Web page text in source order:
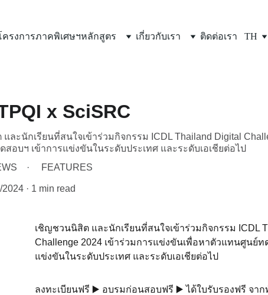
ครงการภาคพิเศษฯหลักสูตร เกี่ยวกับเรา ติดต่อเรา TH
x SciSRC
ละนักเรียนที่สนใจเข้าร่วมกิจกรรม ICDL Thailand Digital
อบฯ เข้าการแข่งขันในระดับประเทศ และระดับเอเชียต่อไป
FEATURES
2024 1 min read
เชิญชวนนิสิต และนักเรียนที่สนใจเข้าร่วมกิจกรรม ICDL
Challenge 2024 เข้าร่วมการแข่งขันเพื่อหาตัวแทนศูนย์ท
แข่งขันในระดับประเทศ และระดับเอเชียต่อไป
ลงทะเบียนฟรี ▶️ อบรมก่อนสอบฟรี ▶️ ได้ใบรับรองฟรี จาก